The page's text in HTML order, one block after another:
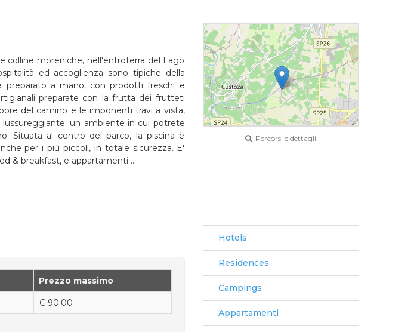
colline moreniche, nell'entroterra del Lago
ed accoglienza sono tipiche della
preparato a mano, con prodotti freschi e
preparate con la frutta dei frutteti
del camino e le imponenti travi a vista,
un ambiente in cui potrete
Situata al centro del parco, la piscina è
per i più piccoli, in totale sicurezza. E'
& breakfast, e appartamenti ...
Percorsi e dettagli
Prezzo massimo
€ 90.00
Hotels
Residences
Campings
Appartamenti